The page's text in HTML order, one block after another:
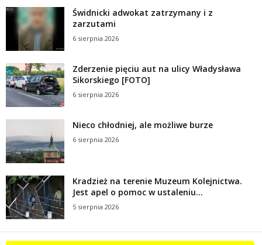
Świdnicki adwokat zatrzymany i z
zarzutami
6 sierpnia 2026
Zderzenie pięciu aut na ulicy Władysława
Sikorskiego [FOTO]
6 sierpnia 2026
Nieco chłodniej, ale możliwe burze
6 sierpnia 2026
Kradzież na terenie Muzeum Kolejnictwa.
Jest apel o pomoc w ustaleniu...
5 sierpnia 2026